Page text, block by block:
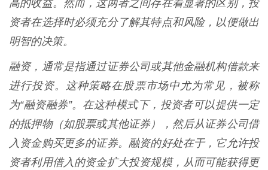
高的收益。然而，这两者之间存在着显著的区别，投
资者在选择时必须充分了解其特点和风险，以便做出
明智的决策。
融资，通常是指通过证券公司或其他金融机构借款来
进行投资。这种策略在股票市场中尤为常见，被称
为“融资融券”。在这种模式下，投资者可以提供一定
的抵押物（如股票或其他证券），然后从证券公司借
入资金购买更多的证券。融资的好处在于，它允许投
资者利用借入的资金扩大投资规模，从而可能获得更